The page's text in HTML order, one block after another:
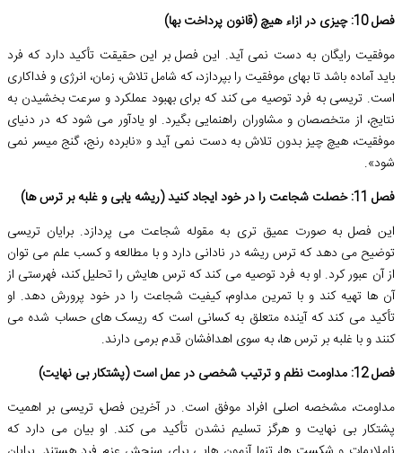
فصل 10: چیزی در ازاء هیچ (قانون پرداخت بها)
موفقیت رایگان به دست نمی آید. این فصل بر این حقیقت تأکید دارد که فرد
باید آماده باشد تا بهای موفقیت را بپردازد، که شامل تلاش، زمان، انرژی و فداکاری
است. تریسی به فرد توصیه می کند که برای بهبود عملکرد و سرعت بخشیدن به
نتایج، از متخصصان و مشاوران راهنمایی بگیرد. او یادآور می شود که در دنیای
موفقیت، هیچ چیز بدون تلاش به دست نمی آید و «نابرده رنج، گنج میسر نمی
شود».
فصل 11: خصلت شجاعت را در خود ایجاد کنید (ریشه یابی و غلبه بر ترس ها)
این فصل به صورت عمیق تری به مقوله شجاعت می پردازد. برایان تریسی
توضیح می دهد که ترس ریشه در نادانی دارد و با مطالعه و کسب علم می توان
از آن عبور کرد. او به فرد توصیه می کند که ترس هایش را تحلیل کند، فهرستی از
آن ها تهیه کند و با تمرین مداوم، کیفیت شجاعت را در خود پرورش دهد. او
تأکید می کند که آینده متعلق به کسانی است که ریسک های حساب شده می
کنند و با غلبه بر ترس ها، به سوی اهدافشان قدم برمی دارند.
فصل 12: مداومت نظم و ترتیب شخصی در عمل است (پشتکار بی نهایت)
مداومت، مشخصه اصلی افراد موفق است. در آخرین فصل، تریسی بر اهمیت
پشتکار بی نهایت و هرگز تسلیم نشدن تأکید می کند. او بیان می دارد که